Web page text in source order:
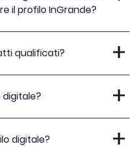
il profilo InGrande?
qualificati?
digitale?
digitale?